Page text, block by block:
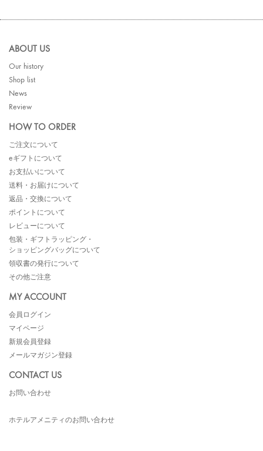
ABOUT US
Our history
Shop list
News
Review
HOW TO ORDER
ご注文について
eギフトについて
お支払いについて
送料・お届けについて
返品・交換について
ポイントについて
レビューについて
包装・ギフトラッピング・
ショッピングバッグについて
領収書の発行について
その他ご注意
MY ACCOUNT
会員ログイン
マイページ
新規会員登録
メールマガジン登録
CONTACT US
お問い合わせ
ホテルアメニティのお問い合わせ